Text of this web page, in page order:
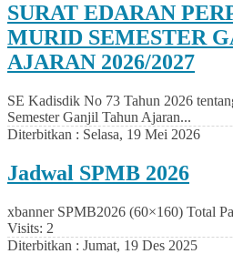
SURAT EDARAN
MURID SEMESTER
AJARAN 2026/2027
SE Kadisdik No 73 Tahun 2026
Semester Ganjil Tahun Ajaran...
Diterbitkan : Selasa, 19 Mei 2026
Jadwal SPMB 2026
xbanner SPMB2026 (60×160) Total
Visits: 2
Diterbitkan : Jumat, 19 Des 2025